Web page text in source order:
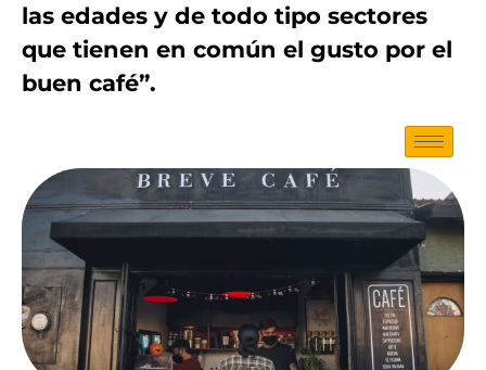
las edades y de todo tipo sectores
que tienen en común el gusto por el
buen café”.